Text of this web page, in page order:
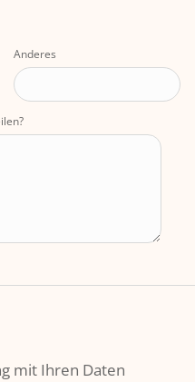
Anderes
mit Ihren Daten